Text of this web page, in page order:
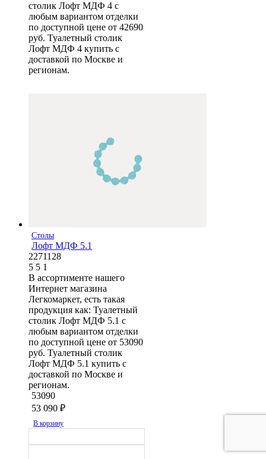
столик Лофт МДФ 4 с
любым вариантом отделки
по доступной цене от 42690
руб. Туалетный столик
Лофт МДФ 4 купить с
доставкой по Москве и
регионам.
Столы
Лофт МДФ 5.1
2271128
5 5 1
В ассортименте нашего
Интернет магазина
Легкомаркет, есть такая
продукция как: Туалетный
столик Лофт МДФ 5.1 с
любым вариантом отделки
по доступной цене от 53090
руб. Туалетный столик
Лофт МДФ 5.1 купить с
доставкой по Москве и
регионам.
53090
53 090 ₽
В корзину